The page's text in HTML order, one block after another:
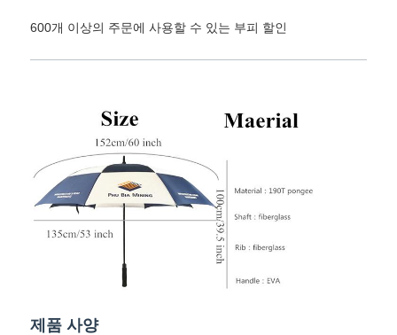
제품 소개
공장 투어
600개 이상의 주문에 사용할 수 있는 부피 할인
제품 사양